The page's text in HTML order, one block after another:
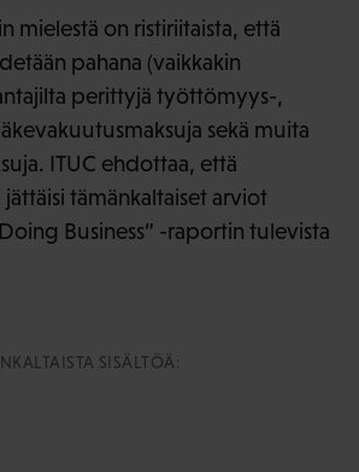
mielestä on ristiriitaista, että
pahana (vaikkakin
perittyjä työttömyys-,
sekä muita
ITUC ehdottaa, että
tämänkaltaiset arviot
Business” -raportin tulevista
SISÄLTÖÄ: